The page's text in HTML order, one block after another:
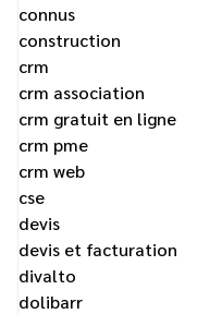
connus
construction
crm
crm association
crm gratuit en ligne
crm pme
crm web
cse
devis
devis et facturation
divalto
dolibarr